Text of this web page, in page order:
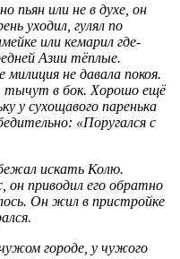
пьян или не в духе, он
уходил, гулял по
или кемарил где-
Азии тёплые.
не давала покоя.
тычут в бок. Хорошо ещё
у сухощавого паренька
«Поругался с
искать Колю.
приводил его обратно
Он жил в пристройке
городе, у чужого